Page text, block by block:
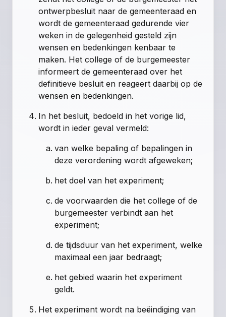
ontwerpbesluit naar de gemeenteraad en
wordt de gemeenteraad gedurende vier
weken in de gelegenheid gesteld zijn
wensen en bedenkingen kenbaar te
maken. Het college of de burgemeester
informeert de gemeenteraad over het
definitieve besluit en reageert daarbij op de
wensen en bedenkingen.
In het besluit, bedoeld in het vorige lid,
wordt in ieder geval vermeld:
van welke bepaling of bepalingen in
deze verordening wordt afgeweken;
het doel van het experiment;
de voorwaarden die het college of de
burgemeester verbindt aan het
experiment;
de tijdsduur van het experiment, welke
maximaal een jaar bedraagt;
het gebied waarin het experiment
geldt.
Het experiment wordt na beëindiging van